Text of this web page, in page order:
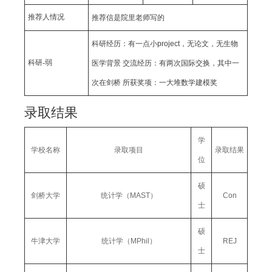
推荐人情况 推荐信是院里老师写的
科研-弱
科研经历：有一点小project，无论文，无生物
医学背景 交流经历：有两次国际交换，其中一
次在剑桥 所获奖项：一大堆数学建模奖
录取结果
学校名称 录取项目
学
位
录取结果
剑桥大学 统计学（MAST）
硕
士
Con
牛津大学 统计学（MPhil）
硕
士
REJ